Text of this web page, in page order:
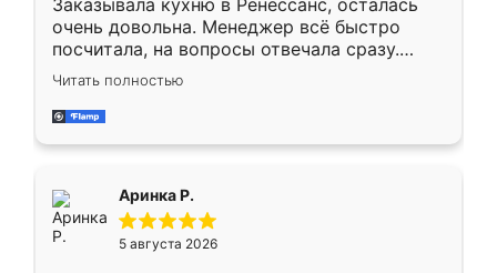
Заказывала кухню в Ренессанс, осталась
очень довольна. Менеджер всё быстро
посчитала, на вопросы отвечала сразу.
Замерщик приехал в субботу, подошёл к
делу со всей ответственностью. Собрали
за день, ребята работали аккуратно, даже
Читать полностью
Аринка Р.
5 августа 2026